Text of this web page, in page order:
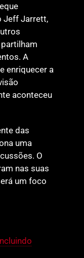
Jeff Jarrett,
A
enriquecer a
aconteceu
das
uma
O
nas suas
um foco